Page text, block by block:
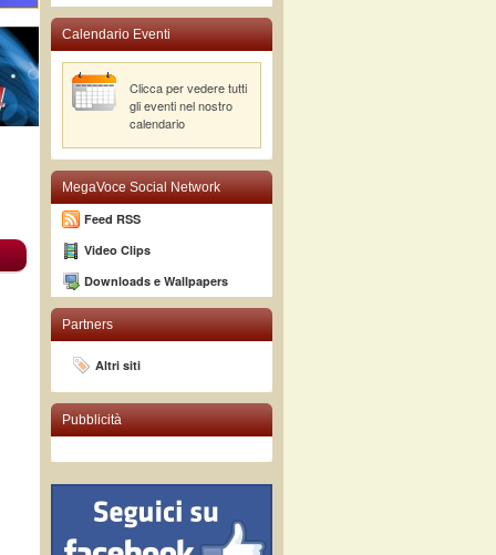
Calendario Eventi
Clicca per vedere tutti
gli eventi nel nostro
calendario
MegaVoce Social Network
Feed RSS
Video Clips
Downloads e Wallpapers
Partners
Altri siti
Pubblicità